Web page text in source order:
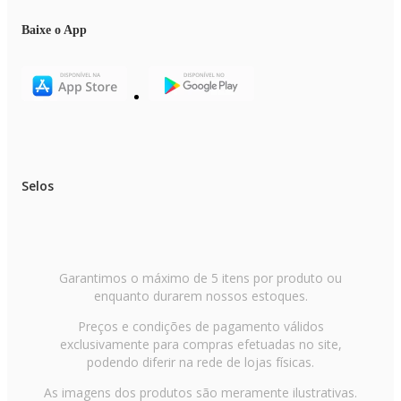
Prepare suas receitas favoritas
com facilidade e autonomia, sem perder a versatilidade ou o sabor. O WAP
LIQUIDIFICADOR PROSDÓCIMO WB2000 está sempre pronto para o
WAP | Deixa tudo mais fácil!
Código WAP: FW010340 (127V) /
Peso bruto: 5,2 kg
Baixe o App
Selos
Garantimos o máximo de 5 itens por produto ou
enquanto durarem nossos estoques.
Preços e condições de pagamento válidos
exclusivamente para compras efetuadas no site,
podendo diferir na rede de lojas físicas.
As imagens dos produtos são meramente ilustrativas.